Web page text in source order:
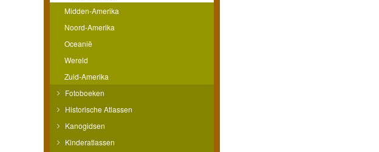
Midden-Amerika
Noord-Amerika
Oceanië
Wereld
Zuid-Amerika
Fotoboeken
Historische Atlassen
Kanogidsen
Kinderatlassen